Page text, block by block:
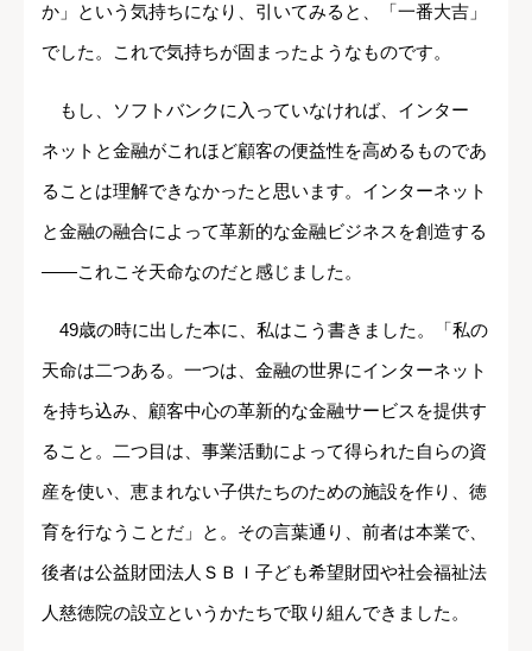
か」という気持ちになり、引いてみると、「一番大吉」
でした。これで気持ちが固まったようなものです。
もし、ソフトバンクに入っていなければ、インター
ネットと金融がこれほど顧客の便益性を高めるものであ
ることは理解できなかったと思います。インターネット
と金融の融合によって革新的な金融ビジネスを創造する
――これこそ天命なのだと感じました。
49歳の時に出した本に、私はこう書きました。「私の
天命は二つある。一つは、金融の世界にインターネット
を持ち込み、顧客中心の革新的な金融サービスを提供す
ること。二つ目は、事業活動によって得られた自らの資
産を使い、恵まれない子供たちのための施設を作り、徳
育を行なうことだ」と。その言葉通り、前者は本業で、
後者は公益財団法人ＳＢＩ子ども希望財団や社会福祉法
人慈徳院の設立というかたちで取り組んできました。